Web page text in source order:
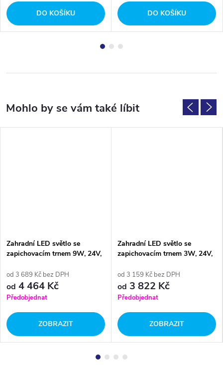
DO KOŠÍKU DO KOŠÍKU
Zahradní LED světlo se
zapichovacím trnem 9W, 24V,
od 3 689 Kč bez DPH
od 4 464 Kč
Předobjednat
ZOBRAZIT
Zahradní LED světlo se
zapichovacím trnem 3W, 24V,
od 3 159 Kč bez DPH
od 3 822 Kč
Předobjednat
ZOBRAZIT